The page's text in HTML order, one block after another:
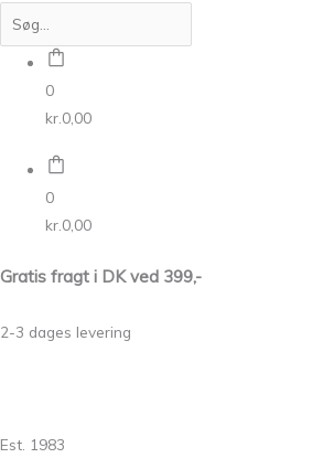
0
kr. 0,00
0
kr. 0,00
Gratis fragt i DK ved 399,-
2-3 dages levering
Est. 1983